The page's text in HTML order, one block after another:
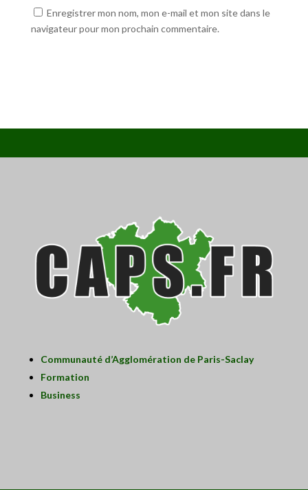
Enregistrer mon nom, mon e-mail et mon site dans le
navigateur pour mon prochain commentaire.
Communauté d’Agglomération de Paris-Saclay
Formation
Business